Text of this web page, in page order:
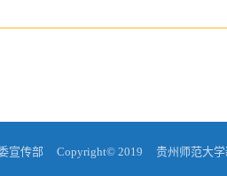
宣传部 Copyright© 2019 贵州师范大